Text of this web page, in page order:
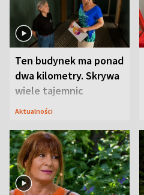
Ten budynek ma ponad
dwa kilometry. Skrywa
wiele tajemnic
Aktualności